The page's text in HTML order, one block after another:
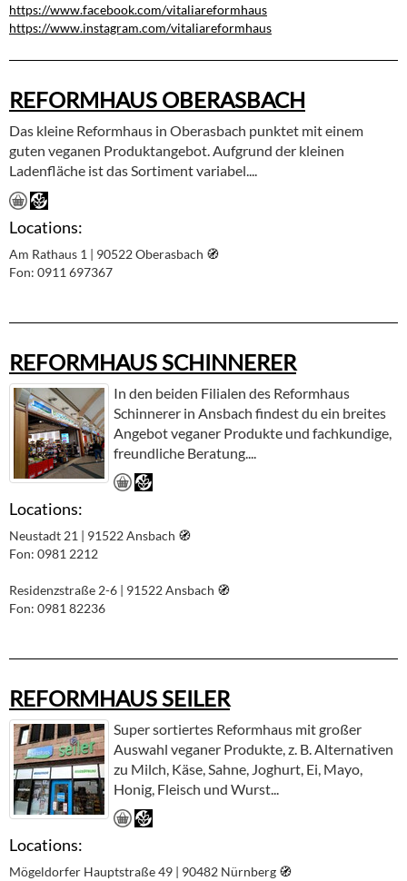
https://www.facebook.com/vitaliareformhaus
https://www.instagram.com/vitaliareformhaus
REFORMHAUS OBERASBACH
Das kleine Reformhaus in Oberasbach punktet mit einem
guten veganen Produktangebot. Aufgrund der kleinen
Ladenfläche ist das Sortiment variabel....
Locations:
Am Rathaus 1 | 90522 Oberasbach 🧭︎
Fon: 0911 697367
REFORMHAUS SCHINNERER
In den beiden Filialen des Reformhaus
Schinnerer in Ansbach findest du ein breites
Angebot veganer Produkte und fachkundige,
freundliche Beratung....
Locations:
Neustadt 21 | 91522 Ansbach 🧭︎
Fon: 0981 2212
Residenzstraße 2-6 | 91522 Ansbach 🧭︎
Fon: 0981 82236
REFORMHAUS SEILER
Super sortiertes Reformhaus mit großer
Auswahl veganer Produkte, z. B. Alternativen
zu Milch, Käse, Sahne, Joghurt, Ei, Mayo,
Honig, Fleisch und Wurst...
Locations:
Mögeldorfer Hauptstraße 49 | 90482 Nürnberg 🧭︎